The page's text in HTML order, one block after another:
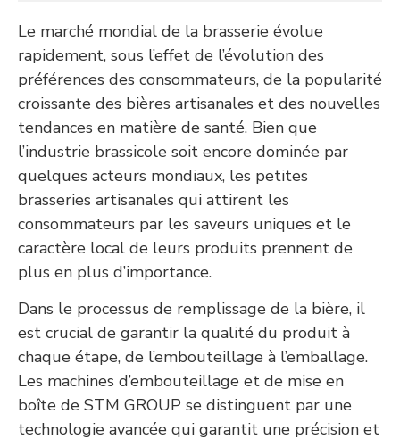
Le marché mondial de la brasserie évolue
rapidement, sous l’effet de l’évolution des
préférences des consommateurs, de la popularité
croissante des bières artisanales et des nouvelles
tendances en matière de santé. Bien que
l’industrie brassicole soit encore dominée par
quelques acteurs mondiaux, les petites
brasseries artisanales qui attirent les
consommateurs par les saveurs uniques et le
caractère local de leurs produits prennent de
plus en plus d’importance.
Dans le processus de remplissage de la bière, il
est crucial de garantir la qualité du produit à
chaque étape, de l’embouteillage à l’emballage.
Les machines d’embouteillage et de mise en
boîte de STM GROUP se distinguent par une
technologie avancée qui garantit une précision et